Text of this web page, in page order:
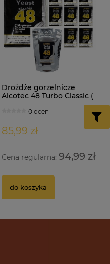
Drożdże gorzelnicze
Alcotec 48 Turbo Classic (
0 ocen
85,99 zł
Cena regularna:94,99 zł
do koszyka